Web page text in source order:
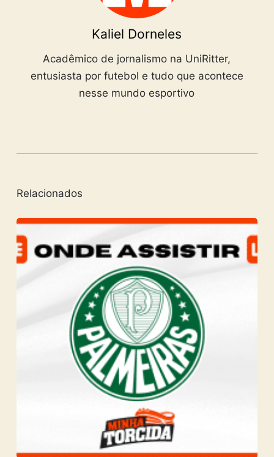
Kaliel Dorneles
Acadêmico de jornalismo na UniRitter,
entusiasta por futebol e tudo que acontece
nesse mundo esportivo
Relacionados